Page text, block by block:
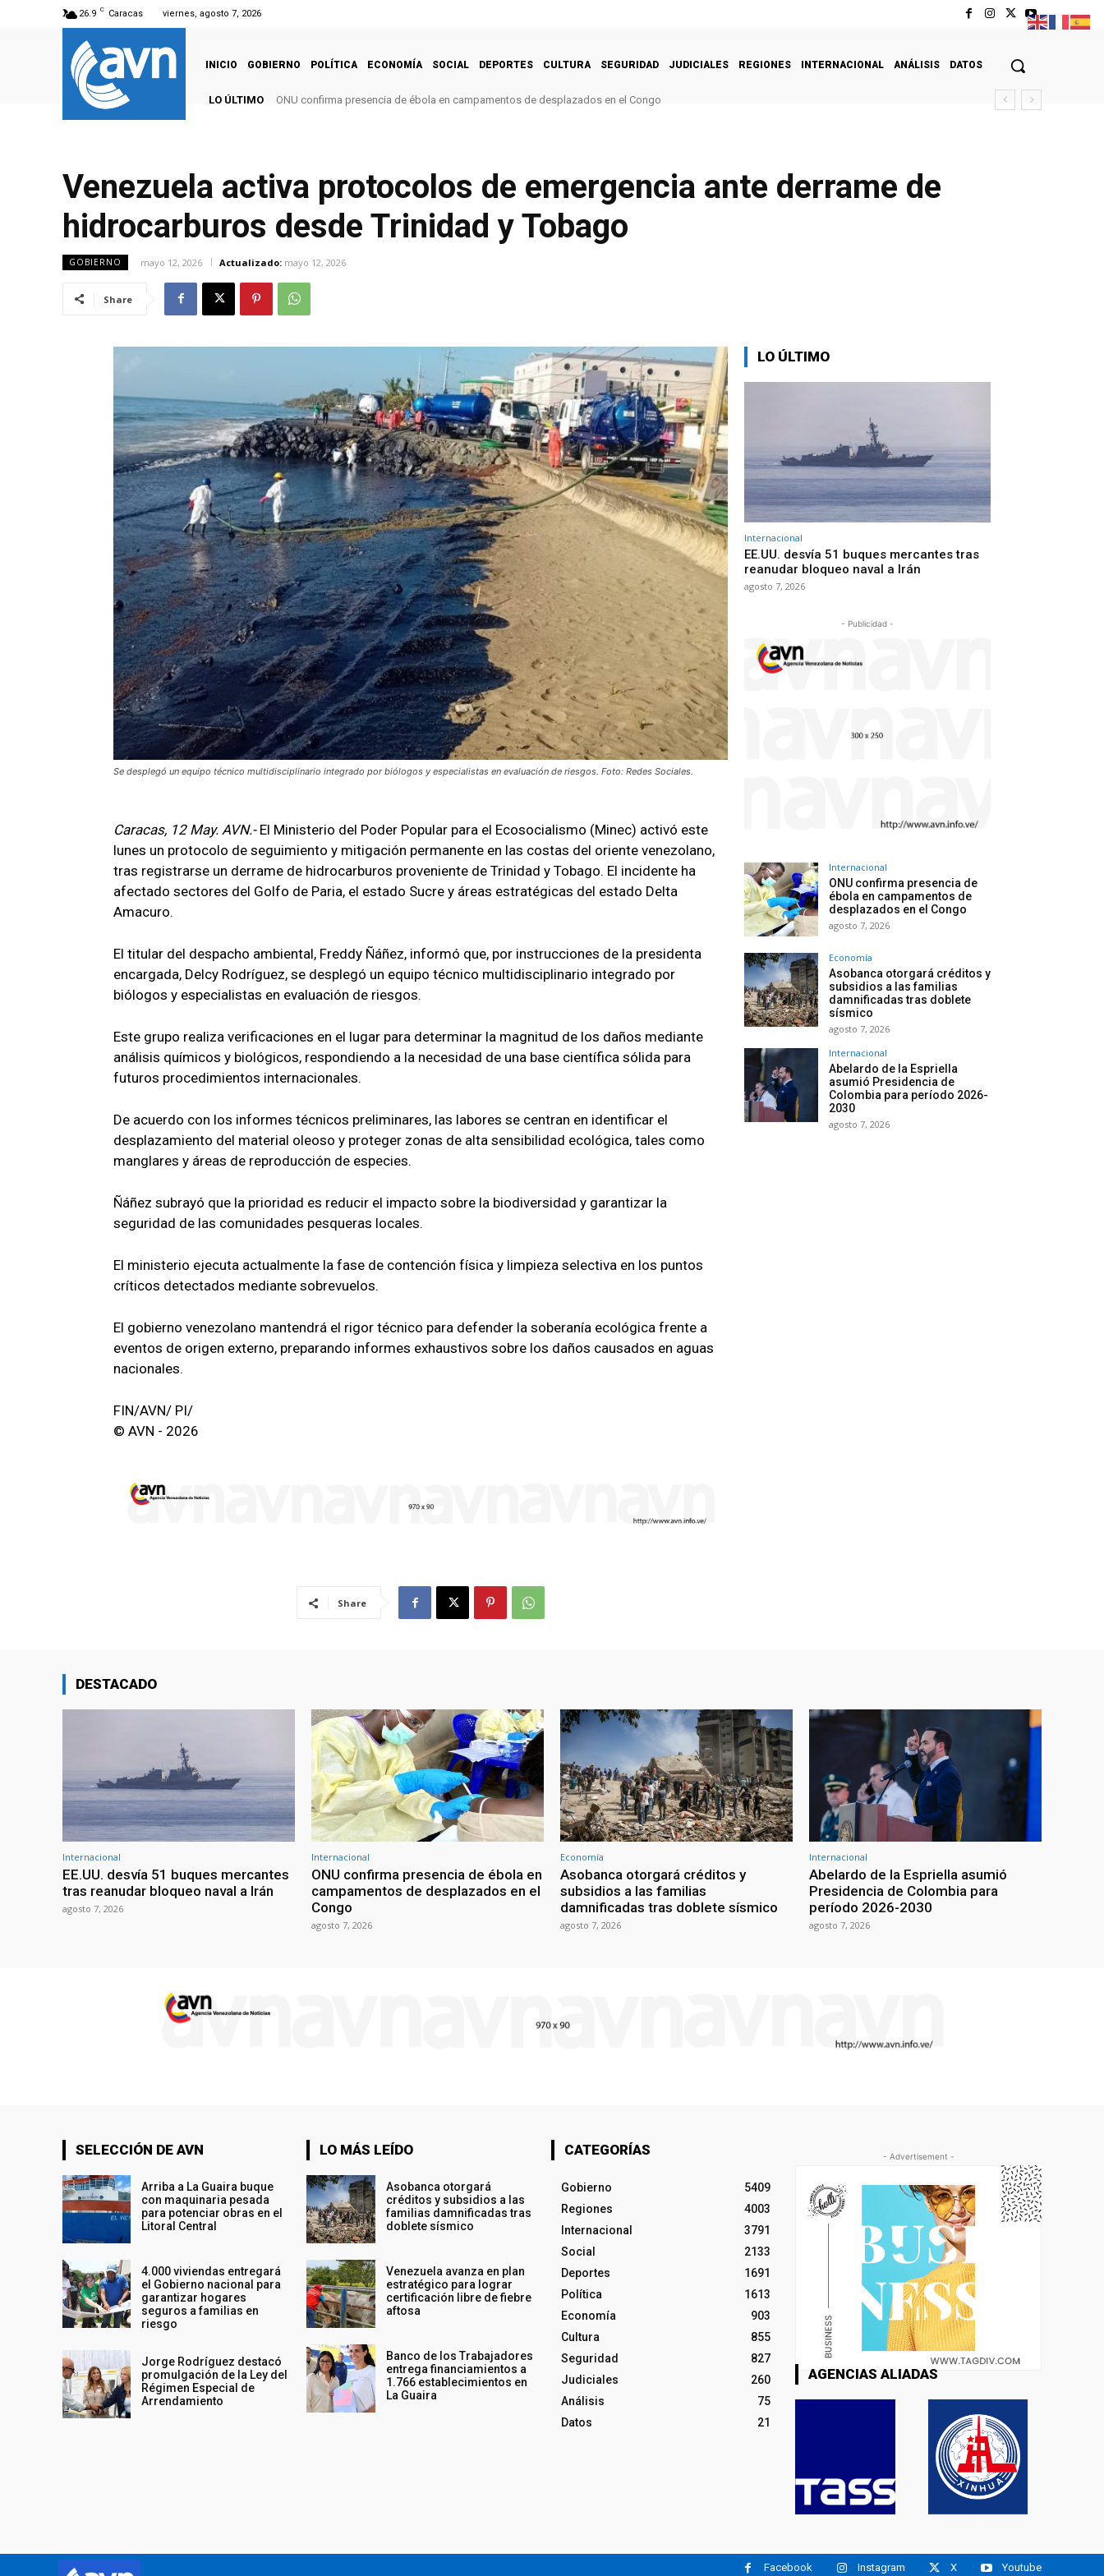
26.9 C Caracas viernes, agosto 7, 2026
INICIO GOBIERNO POLÍTICA ECONOMÍA SOCIAL DEPORTES CULTURA SEGURIDAD JUDICIALES REGIONES INTERNACIONAL ANÁLISIS DATOS
LO ÚLTIMO ONU confirma presencia de ébola en campamentos de desplazados en el Congo
Venezuela activa protocolos de emergencia ante derrame de
hidrocarburos desde Trinidad y Tobago
GOBIERNO mayo 12, 2026 Actualizado: mayo 12, 2026
Share
Se desplegó un equipo técnico multidisciplinario integrado por biólogos y especialistas en evaluación de riesgos. Foto: Redes Sociales.
Caracas, 12 May. AVN.- El Ministerio del Poder Popular para el Ecosocialismo (Minec) activó este
lunes un protocolo de seguimiento y mitigación permanente en las costas del oriente venezolano,
tras registrarse un derrame de hidrocarburos proveniente de Trinidad y Tobago. El incidente ha
afectado sectores del Golfo de Paria, el estado Sucre y áreas estratégicas del estado Delta
Amacuro.
El titular del despacho ambiental, Freddy Ñáñez, informó que, por instrucciones de la presidenta
encargada, Delcy Rodríguez, se desplegó un equipo técnico multidisciplinario integrado por
biólogos y especialistas en evaluación de riesgos.
Este grupo realiza verificaciones en el lugar para determinar la magnitud de los daños mediante
análisis químicos y biológicos, respondiendo a la necesidad de una base científica sólida para
futuros procedimientos internacionales.
De acuerdo con los informes técnicos preliminares, las labores se centran en identificar el
desplazamiento del material oleoso y proteger zonas de alta sensibilidad ecológica, tales como
manglares y áreas de reproducción de especies.
Ñáñez subrayó que la prioridad es reducir el impacto sobre la biodiversidad y garantizar la
seguridad de las comunidades pesqueras locales.
El ministerio ejecuta actualmente la fase de contención física y limpieza selectiva en los puntos
críticos detectados mediante sobrevuelos.
El gobierno venezolano mantendrá el rigor técnico para defender la soberanía ecológica frente a
eventos de origen externo, preparando informes exhaustivos sobre los daños causados en aguas
nacionales.
FIN/AVN/ PI/
© AVN - 2026
Share
LO ÚLTIMO
Internacional
EE.UU. desvía 51 buques mercantes tras
reanudar bloqueo naval a Irán
agosto 7, 2026
- Publicidad -
Internacional
ONU confirma presencia de
ébola en campamentos de
desplazados en el Congo
agosto 7, 2026
Economía
Asobanca otorgará créditos y
subsidios a las familias
damnificadas tras doblete
sísmico
agosto 7, 2026
Internacional
Abelardo de la Espriella
asumió Presidencia de
Colombia para período 2026-
2030
agosto 7, 2026
DESTACADO
Internacional
EE.UU. desvía 51 buques mercantes
tras reanudar bloqueo naval a Irán
agosto 7, 2026
Internacional
ONU confirma presencia de ébola en
campamentos de desplazados en el
Congo
agosto 7, 2026
Economía
Asobanca otorgará créditos y
subsidios a las familias
damnificadas tras doblete sísmico
agosto 7, 2026
Internacional
Abelardo de la Espriella asumió
Presidencia de Colombia para
período 2026-2030
agosto 7, 2026
SELECCIÓN DE AVN
Arriba a La Guaira buque
con maquinaria pesada
para potenciar obras en el
Litoral Central
4.000 viviendas entregará
el Gobierno nacional para
garantizar hogares
seguros a familias en
riesgo
Jorge Rodríguez destacó
promulgación de la Ley del
Régimen Especial de
Arrendamiento
LO MÁS LEÍDO
Asobanca otorgará
créditos y subsidios a las
familias damnificadas tras
doblete sísmico
Venezuela avanza en plan
estratégico para lograr
certificación libre de fiebre
aftosa
Banco de los Trabajadores
entrega financiamientos a
1.766 establecimientos en
La Guaira
CATEGORÍAS
Gobierno
5409
Regiones
4003
Internacional
3791
Social
2133
Deportes
1691
Política
1613
Economía
903
Cultura
855
Seguridad
827
Judiciales
260
Análisis
75
Datos
21
- Advertisement -
AGENCIAS ALIADAS
Facebook Instagram X Youtube